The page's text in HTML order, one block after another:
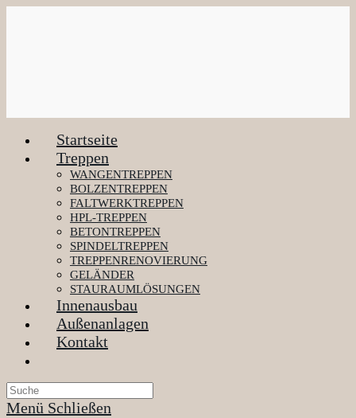
Startseite
Treppen
WANGENTREPPEN
BOLZENTREPPEN
FALTWERKTREPPEN
HPL-TREPPEN
BETONTREPPEN
SPINDELTREPPEN
TREPPENRENOVIERUNG
GELÄNDER
STAURAUMLÖSUNGEN
Innenausbau
Außenanlagen
Kontakt
umschalten
Menü Schließen